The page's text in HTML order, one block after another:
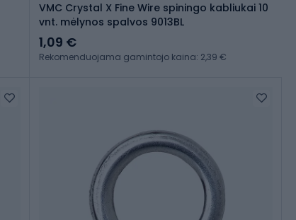
VMC Crystal X Fine Wire spiningo kabliukai 10
vnt. mėlynos spalvos 9013BL
1,09 €
Rekomenduojama gamintojo kaina: 2,39 €